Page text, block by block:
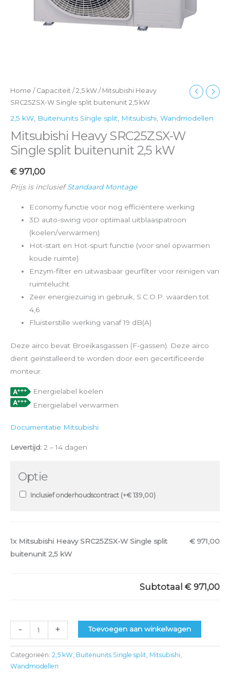
Home / Capaciteit / 2,5 kW / Mitsubishi Heavy
SRC25ZSX-W Single split buitenunit 2,5 kW
2,5 kW Buitenunits Single split Mitsubishi Wandmodellen
Mitsubishi Heavy SRC25ZSX-W
Single split buitenunit 2,5 kW
€ 971,00
Prijs is inclusiefStandaard Montage
Economy functie voor nog efficiëntere werking
3D auto-swing voor optimaal uitblaaspatroon
(koelen/verwarmen)
Hot-start en Hot-spurt functie (voor snel opwarmen
koude ruimte)
Enzym-filter en uitwasbaar geurfilter voor reinigen van
ruimtelucht
Zeer energiezuinig in gebruik, S.C.O.P. waarden tot
4,6
Fluisterstille werking vanaf 19 dB(A)
Deze airco bevat Broeikasgassen (F-gassen). Deze airco
dient geïnstalleerd te worden door een gecertificeerde
monteur.
Energielabel koelen
Energielabel verwarmen
Documentatie Mitsubishi
Levertijd: 2 – 14 dagen
Optie
Inclusief onderhoudscontract (+€ 139,00)
1x Mitsubishi Heavy SRC25ZSX-W Single split
buitenunit 2,5 kW
€ 971,00
Subtotaal € 971,00
- + Toevoegen aan winkelwagen
Categorieën: 2,5 kW, Buitenunits Single split, Mitsubishi,
Wandmodellen